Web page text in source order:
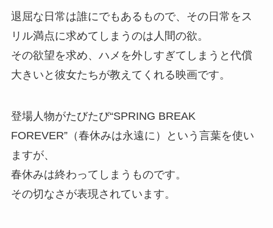
退屈な日常は誰にでもあるもので、その日常をス
リル満点に求めてしまうのは人間の欲。
その欲望を求め、ハメを外しすぎてしまうと代償
大きいと彼女たちが教えてくれる映画です。
登場人物がたびたび“SPRING BREAK
FOREVER”（春休みは永遠に）という言葉を使い
ますが、
春休みは終わってしまうものです。
その切なさが表現されています。